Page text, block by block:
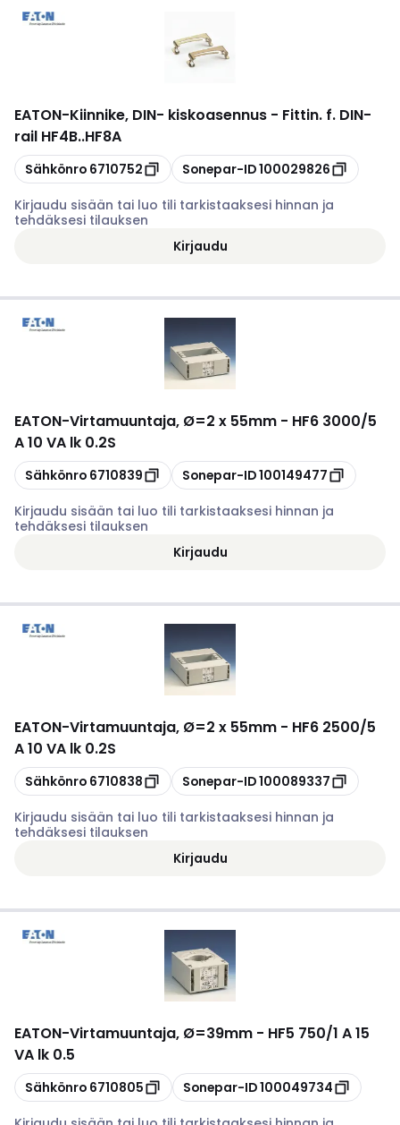
EATON-Kiinnike, DIN- kiskoasennus - Fittin. f. DIN-
rail HF4B..HF8A
Kopioi
Sähkönro 6710752 Kopioi
Sonepar-ID100029826
Kirjaudu sisään tai luo tili tarkistaaksesi hinnan ja
tehdäksesi tilauksen
Kirjaudu
EATON-Virtamuuntaja, Ø=2 x 55mm - HF6 3000/5
A 10 VA lk 0.2S
Kopioi
Sähkönro 6710839 Kopioi
Sonepar-ID100149477
Kirjaudu sisään tai luo tili tarkistaaksesi hinnan ja
tehdäksesi tilauksen
Kirjaudu
EATON-Virtamuuntaja, Ø=2 x 55mm - HF6 2500/5
A 10 VA lk 0.2S
Kopioi
Sähkönro 6710838 Kopioi
Sonepar-ID100089337
Kirjaudu sisään tai luo tili tarkistaaksesi hinnan ja
tehdäksesi tilauksen
Kirjaudu
EATON-Virtamuuntaja, Ø=39mm - HF5 750/1 A 15
VA lk 0.5
Kopioi
Sähkönro 6710805 Kopioi
Sonepar-ID100049734